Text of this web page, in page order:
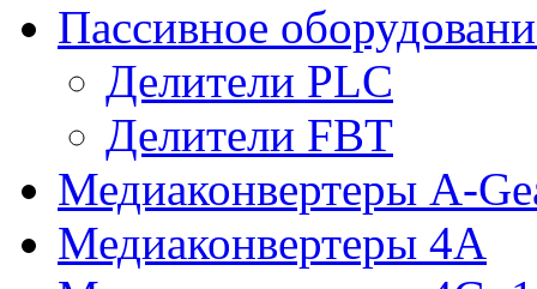
Пассивное
Делители PLC
Делители FBT
Медиаконвертеры A-
Медиаконвертеры 4A